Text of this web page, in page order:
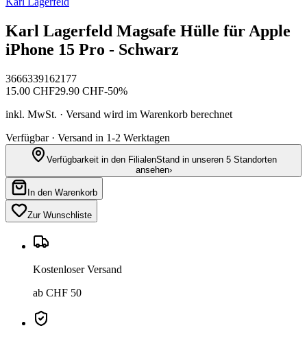
Karl Lagerfeld Magsafe Hülle für Apple
iPhone 15 Pro - Schwarz
3666339162177
15.00 CHF29.90 CHF-50%
inkl. MwSt. · Versand wird im Warenkorb berechnet
Verfügbar · Versand in 1-2 Werktagen
Verfügbarkeit in den FilialenStand in unseren 5 Standorten
ansehen›
In den Warenkorb
Zur Wunschliste
Kostenloser Versand
ab CHF 50